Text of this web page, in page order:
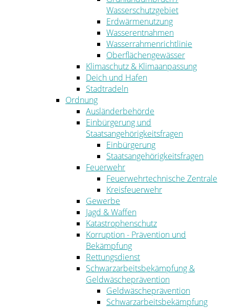
Wasserschutzgebiet
Erdwärmenutzung
Wasserentnahmen
Wasserrahmenrichtlinie
Oberflächengewässer
Klimaschutz & Klimaanpassung
Deich und Hafen
Stadtradeln
Ordnung
Ausländerbehörde
Einbürgerung und
Staatsangehörigkeitsfragen
Einbürgerung
Staatsangehörigkeitsfragen
Feuerwehr
Feuerwehrtechnische Zentrale
Kreisfeuerwehr
Gewerbe
Jagd & Waffen
Katastrophenschutz
Korruption - Prävention und
Bekämpfung
Rettungsdienst
Schwarzarbeitsbekämpfung &
Geldwäscheprävention
Geldwäscheprävention
Schwarzarbeitsbekämpfung